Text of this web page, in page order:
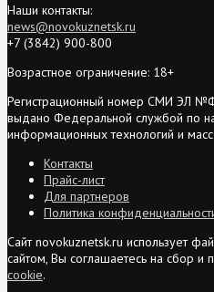
Наши контакты:
news@novokuznetsk.ru
+7 (3842) 900-800
Возрастное ограничение: 18+
Регистрационный номер СМИ ЭЛ
выдано Федеральной службой по
информационных технологий и
Контакты
Прайс-лист
Для партнеров
Политика
Сайт novokuznetsk.ru использует
сайтом, Вы соглашаетесь на сбор
cookie.